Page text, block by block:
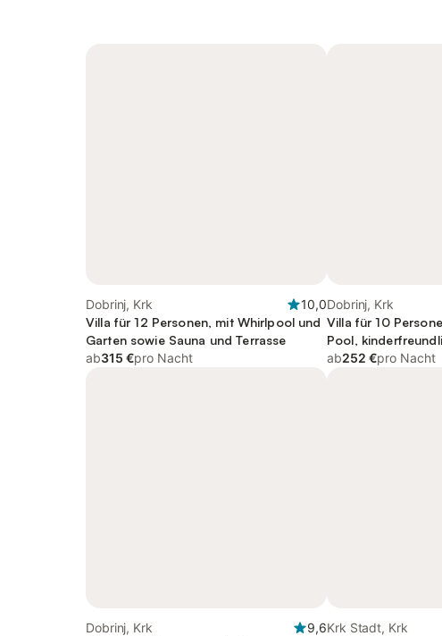
Dobrinj, Krk
10,0
Villa für 12 Personen, mit Whirlpool und
Garten sowie Sauna und Terrasse
ab315 €pro Nacht
Dobrinj, Krk
Villa für 10
Pool,
ab252 €pro Nacht
Dobrinj, Krk
9,6Krk Stadt, Krk